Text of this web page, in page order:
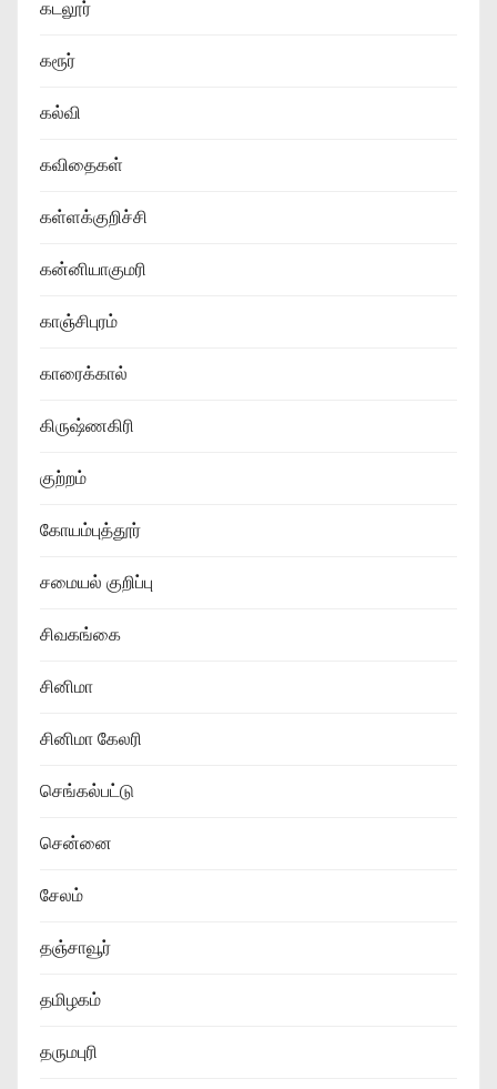
கடலூர்
கரூர்
கல்வி
கவிதைகள்
கள்ளக்குறிச்சி
கன்னியாகுமரி
காஞ்சிபுரம்
காரைக்கால்
கிருஷ்ணகிரி
குற்றம்
கோயம்புத்தூர்
சமையல் குறிப்பு
சிவகங்கை
சினிமா
சினிமா கேலரி
செங்கல்பட்டு
சென்னை
சேலம்
தஞ்சாவூர்
தமிழகம்
தருமபுரி